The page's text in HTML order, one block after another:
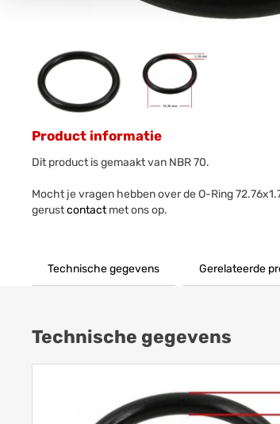
Product informatie
Dit product is gemaakt van NBR 70.
Mocht je vragen hebben over de O-Ring
gerustcontactmet ons op.
Technische gegevens Gerelateerde
Technische gegevens